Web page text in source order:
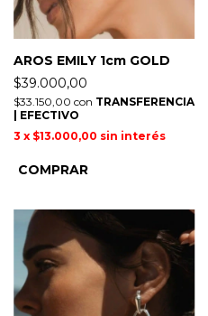
AROS EMILY 1cm GOLD
$39.000,00
$33.150,00 con TRANSFERENCIA
| EFECTIVO
3 x $13.000,00 sin interés